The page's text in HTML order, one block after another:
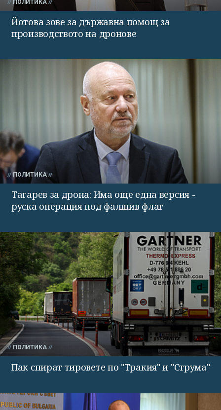
ПОЛИТИКА
Йотова зове за държавна помощ за
производството на дронове
ПОЛИТИКА
Тагарев за дрона: Има още една версия -
руска операция под фалшив флаг
ПОЛИТИКА
Пак спират тировете по "Тракия" и "Струма"